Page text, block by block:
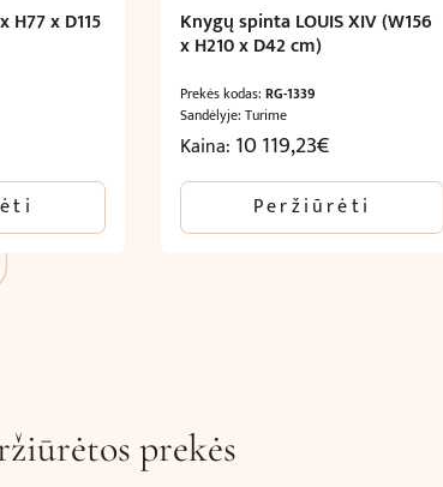
H77 x D115 Knygų spinta LOUIS XIV (W156
x H210 x D42 cm)
Prekės kodas:RG-1339
Sandėlyje: Turime
Kaina: 10 119,23€
Peržiūrėti
prekės